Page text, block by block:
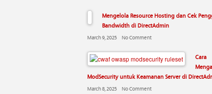
Mengelola Resource Hosting dan Cek
Bandwidth di DirectAdmin
March 9, 2025 No Comment
Cara
ModSecurity untuk Keamanan Server di
March 8, 2025 No Comment